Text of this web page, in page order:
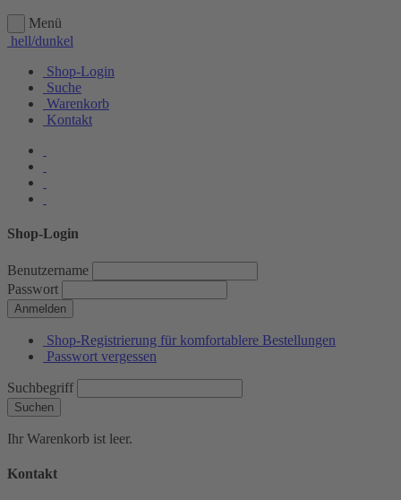
Menü
hell/dunkel
Shop-Login
Suche
Warenkorb
Kontakt
Shop-Login
Benutzername
Passwort
Anmelden
Shop-Registrierung für komfortablere Bestellungen
Passwort vergessen
Suchbegriff
Suchen
Ihr Warenkorb ist leer.
Kontakt